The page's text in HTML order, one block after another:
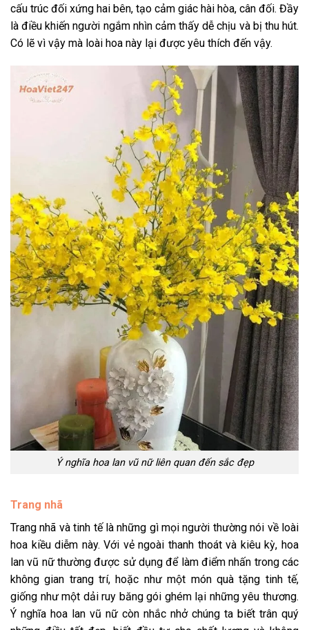
cấu trúc đối xứng hai bên, tạo cảm giác hài hòa, cân đối. Đầy
là điều khiến người ngắm nhìn cảm thấy dễ chịu và bị thu hút.
Có lẽ vì vậy mà loài hoa này lại được yêu thích đến vậy.
Ý nghĩa hoa lan vũ nữ liên quan đến sắc đẹp
Trang nhã
Trang nhã và tinh tế là những gì mọi người thường nói về loài
hoa kiều diễm này. Với vẻ ngoài thanh thoát và kiêu kỳ, hoa
lan vũ nữ thường được sử dụng để làm điểm nhấn trong các
không gian trang trí, hoặc như một món quà tặng tinh tế,
giống như một dải ruy băng gói ghém lại những yêu thương.
Ý nghĩa hoa lan vũ nữ còn nhắc nhở chúng ta biết trân quý